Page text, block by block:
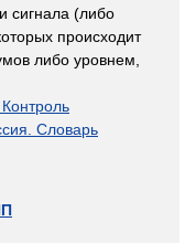
сигнала (либо
происходит
либо уровнем,
Словарь